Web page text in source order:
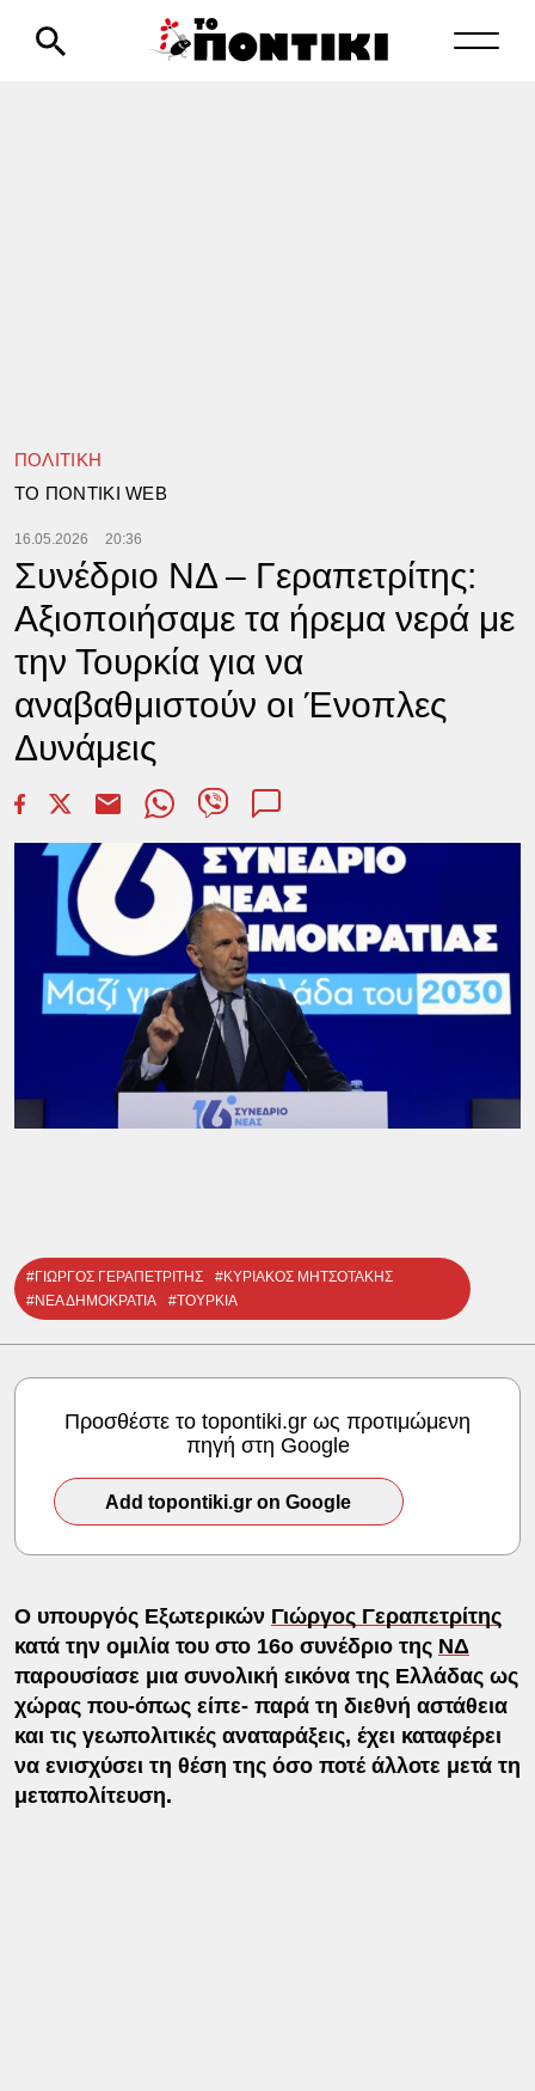
ΠΟΛΙΤΙΚΗ
TΟ ΠΟΝΤΙΚΙ WEB
16.05.2026 20:36
Συνέδριο ΝΔ – Γεραπετρίτης:
Αξιοποιήσαμε τα ήρεμα νερά με
την Τουρκία για να
αναβαθμιστούν οι Ένοπλες
Δυνάμεις
#ΓΙΩΡΓΟΣ ΓΕΡΑΠΕΤΡΙΤΗΣ
#ΚΥΡΙΑΚΟΣ ΜΗΤΣΟΤΑΚΗΣ
#ΝΕΑ ΔΗΜΟΚΡΑΤΙΑ
#ΤΟΥΡΚΙΑ
Προσθέστε το topontiki.gr ως προτιμώμενη
πηγή στη Google
Add topontiki.gr on Google
Ο υπουργός Εξωτερικών Γιώργος Γεραπετρίτης
κατά την ομιλία του στο 16ο συνέδριο της ΝΔ
παρουσίασε μια συνολική εικόνα της Ελλάδας ως
χώρας που-όπως είπε- παρά τη διεθνή αστάθεια
και τις γεωπολιτικές αναταράξεις, έχει καταφέρει
να ενισχύσει τη θέση της όσο ποτέ άλλοτε μετά τη
μεταπολίτευση.